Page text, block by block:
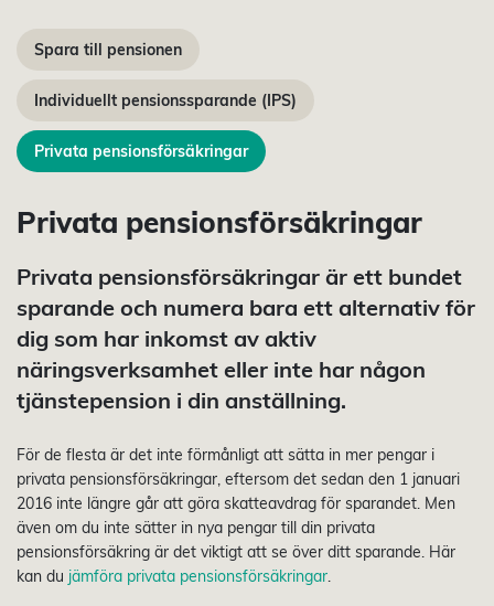
Spara till pensionen
Individuellt pensionssparande (IPS)
Privata pensionsförsäkringar
Privata pensionsförsäkringar
Privata pensionsförsäkringar är ett bundet
sparande och numera bara ett alternativ för
dig som har inkomst av aktiv
näringsverksamhet eller inte har någon
tjänstepension i din anställning.
För de flesta är det inte förmånligt att sätta in mer pengar i
privata pensionsförsäkringar, eftersom det sedan den 1 januari
2016 inte längre går att göra skatteavdrag för sparandet. Men
även om du inte sätter in nya pengar till din privata
pensionsförsäkring är det viktigt att se över ditt sparande. Här
kan du jämföra privata pensionsförsäkringar